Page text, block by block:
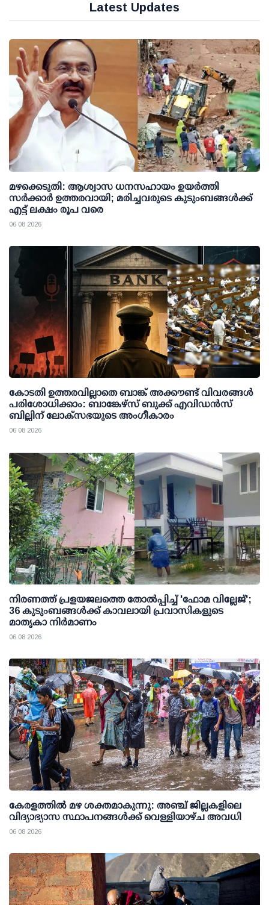
Latest Updates
മഴക്കെടുതി: ആശ്വാസ ധനസഹായം ഉയര്‍ത്തി
സര്‍ക്കാര്‍ ഉത്തരവായി; മരിച്ചവരുടെ കുടുംബങ്ങള്‍ക്ക്
എട്ട് ലക്ഷം രൂപ വരെ
06 08 2026
കോടതി ഉത്തരവില്ലാതെ ബാങ്ക് അക്കൗണ്ട് വിവരങ്ങള്‍
പരിശോധിക്കാം: ബാങ്കേഴ്സ് ബുക്ക് എവിഡന്‍സ്
ബില്ലിന് ലോക്സഭയുടെ അംഗീകാരം
06 08 2026
നിരണത്ത് പ്രളയജലത്തെ തോല്‍പ്പിച്ച് 'ഫോമ വില്ലേജ്';
36 കുടുംബങ്ങള്‍ക്ക് കാവലായി പ്രവാസികളുടെ
മാതൃകാ നിര്‍മാണം
06 08 2026
കേരളത്തില്‍ മഴ ശക്തമാകുന്നു: അഞ്ച് ജില്ലകളിലെ
വിദ്യാഭ്യാസ സ്ഥാപനങ്ങള്‍ക്ക് വെള്ളിയാഴ്ച അവധി
06 08 2026